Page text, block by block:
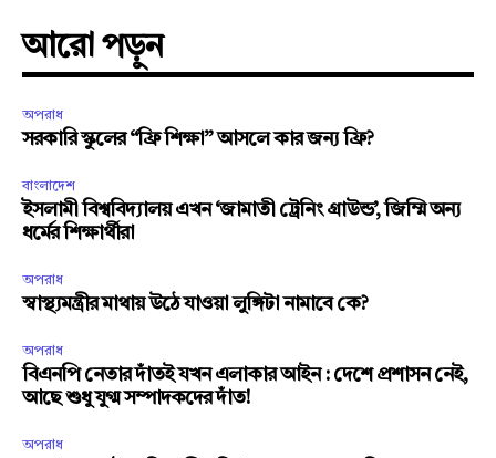
আরো পড়ুন
অপরাধ
সরকারি স্কুলের “ফ্রি শিক্ষা” আসলে কার জন্য ফ্রি?
বাংলাদেশ
ইসলামী বিশ্ববিদ্যালয় এখন ‘জামাতী ট্রেনিং গ্রাউন্ড’, জিম্মি অন্য
ধর্মের শিক্ষার্থীরা
অপরাধ
স্বাস্থ্যমন্ত্রীর মাথায় উঠে যাওয়া লুঙ্গিটা নামাবে কে?
অপরাধ
বিএনপি নেতার দাঁতই যখন এলাকার আইন : দেশে প্রশাসন নেই,
আছে শুধু যুগ্ম সম্পাদকদের দাঁত!
অপরাধ